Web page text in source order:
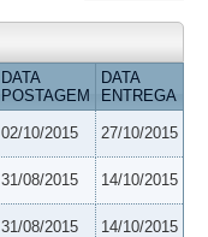
DATA
POSTAGEM
DATA
ENTREGA
02/10/2015 27/10/2015
31/08/2015 14/10/2015
31/08/2015 14/10/2015